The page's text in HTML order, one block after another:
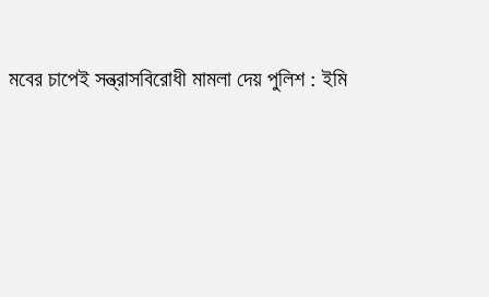
মবের চাপেই সন্ত্রাসবিরোধী মামলা দেয় পুলিশ : ইমি